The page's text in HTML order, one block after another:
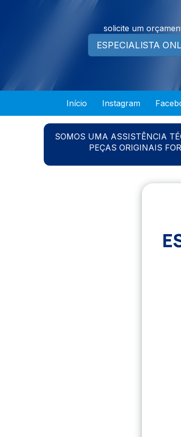
solicite um
ESPECIALISTA
Início Instagram
SOMOS UMA ASSISTÊNCIA
PEÇAS ORIGINAIS